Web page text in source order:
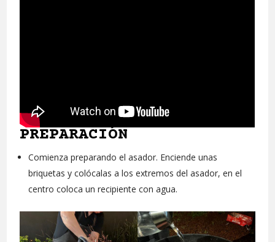
PREPARACIÓN
Comienza preparando el asador. Enciende unas
briquetas y colócalas a los extremos del asador, en el
centro coloca un recipiente con agua.